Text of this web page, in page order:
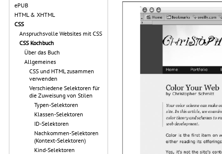
ePUB
HTML & XHTML
CSS
Anspruchsvolle Websites mit CSS
CSS Kochbuch
Über das Buch
Allgemeines
CSS und HTML zusammen
verwenden
Verschiedene Selektoren für
die Zuweisung von Stilen
Typen-Selektoren
Klassen-Selektoren
ID-Selektoren
Nachkommen-Selektoren
(Kontext-Selektoren)
Kind-Selektoren